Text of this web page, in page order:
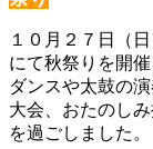
１０月２７日（
にて秋祭りを開
ダンスや太鼓の
大会、おたのし
を過ごしまし